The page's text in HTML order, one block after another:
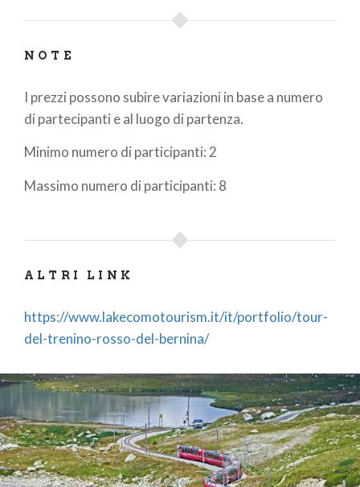
NOTE
I prezzi possono subire variazioni in base a numero
di partecipanti e al luogo di partenza.
Minimo numero di participanti: 2
Massimo numero di participanti: 8
ALTRI LINK
https://www.lakecomotourism.it/it/portfolio/tour-
del-trenino-rosso-del-bernina/